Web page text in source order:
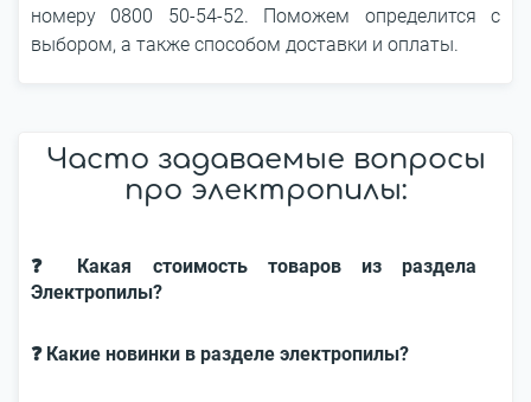
номеру 0800 50-54-52. Поможем определится с
выбором, а также способом доставки и оплаты.
Часто задаваемые вопросы
про электропилы:
❓ Какая стоимость товаров из раздела
Электропилы?
❓ Какие новинки в разделе электропилы?